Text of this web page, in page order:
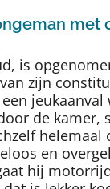
met
is
zijn
jeukaanval
de kamer,
helemaal
en
hij